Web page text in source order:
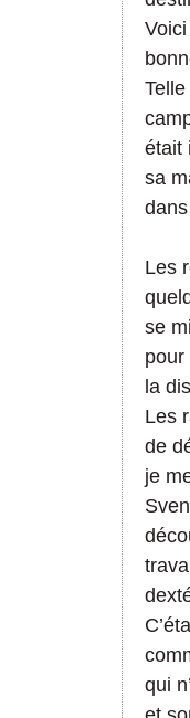
était
sa
Les
se
pour
la
Les
de
je
qui